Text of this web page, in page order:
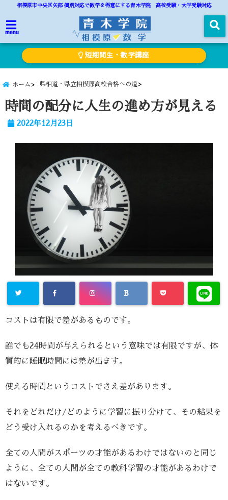
相模原市中央区矢部 個別対応で数学を得意にする青木学院 高校受験・大学受験対応
menu
短期間生・数学講座
ホーム 県相道・県立相模原高校合格への道
時間の配分に人生の進め方が見える
2022年12月23日
コストは有限で差があるものです。
誰でも24時間が与えられるという意味では有限ですが、体
質的に睡眠時間には差が出ます。
使える時間というコストでさえ差があります。
それをどれだけ/どのように学習に振り分けて、その結果を
どう受け入れるのかを考えるべきです。
全ての人間がスポーツの才能があるわけではないのと同じ
ように、全ての人間が全ての教科学習の才能があるわけで
はないです。